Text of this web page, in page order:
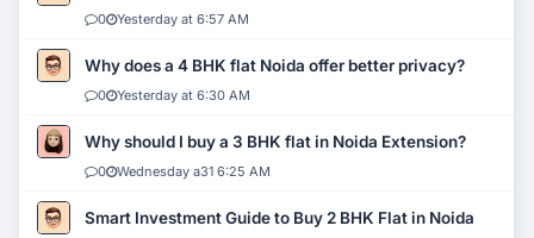
0 Yesterday at 6:57 AM
Why does a 4 BHK flat Noida offer better privacy?
0 Yesterday at 6:30 AM
Why should I buy a 3 BHK flat in Noida Extension?
0 Wednesday a31 6:25 AM
Smart Investment Guide to Buy 2 BHK Flat in Noida